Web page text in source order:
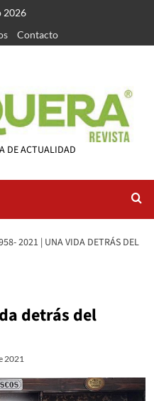
2026
Contacto
DE ACTUALIDAD
2021 | UNA VIDA DETRÁS DEL
detrás del
2021